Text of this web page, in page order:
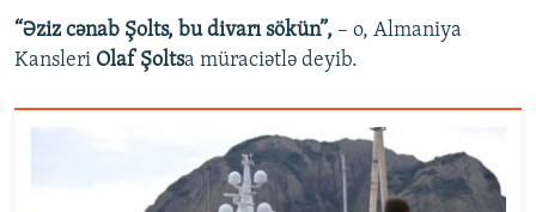
“Əziz cənab Şolts, bu divarı sökün”, – o, Almaniya
Kansleri Olaf Şoltsa müraciətlə deyib.